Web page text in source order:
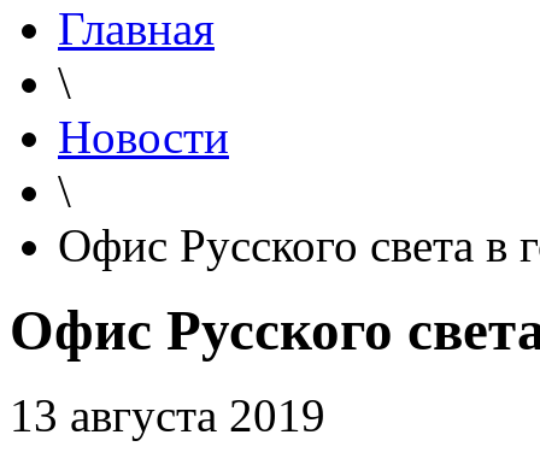
Главная
\
Новости
\
Офис Русского света в
Офис Русского
13 августа 2019